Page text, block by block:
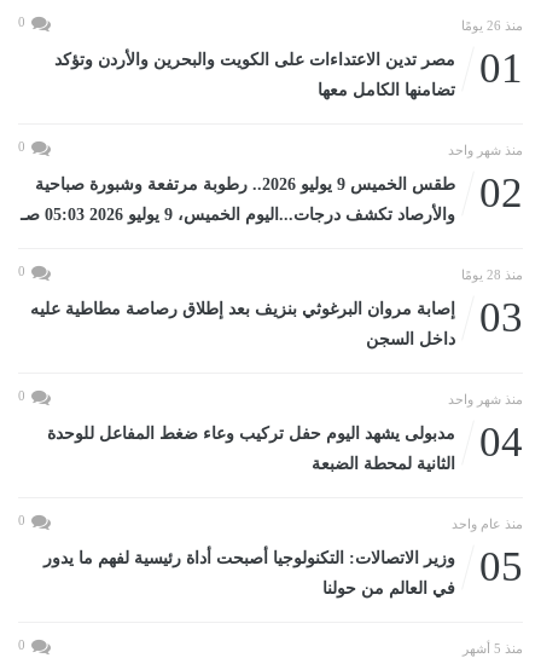
منذ 26 يومًا 0
01
مصر تدين الاعتداءات على الكويت والبحرين والأردن وتؤكد
تضامنها الكامل معها
منذ شهر واحد 0
02
طقس الخميس 9 يوليو 2026.. رطوبة مرتفعة وشبورة صباحية
والأرصاد تكشف درجات...اليوم الخميس، 9 يوليو 2026 05:03 صـ
منذ 28 يومًا 0
03
إصابة مروان البرغوثي بنزيف بعد إطلاق رصاصة مطاطية عليه
داخل السجن
منذ شهر واحد 0
04
مدبولى يشهد اليوم حفل تركيب وعاء ضغط المفاعل للوحدة
الثانية لمحطة الضبعة
منذ عام واحد 0
05
وزير الاتصالات: التكنولوجيا أصبحت أداة رئيسية لفهم ما يدور
في العالم من حولنا
منذ 5 أشهر 0